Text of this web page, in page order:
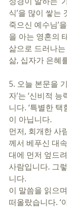
식’을 많이 쌓는
죽으신 예수님’
을 아는 영혼의
삶으로 드러나는
삶, 십자가 은혜
5. 오늘 본문을
자’는 ‘신비적
니다. ‘특별한
이 아닙니다.
먼저, 회개한 사
께서 베푸신 대
대에 먼저 엎드
사람입니다. 그
니다.
이 말씀을 읽으
떠올랐습니다. ‘